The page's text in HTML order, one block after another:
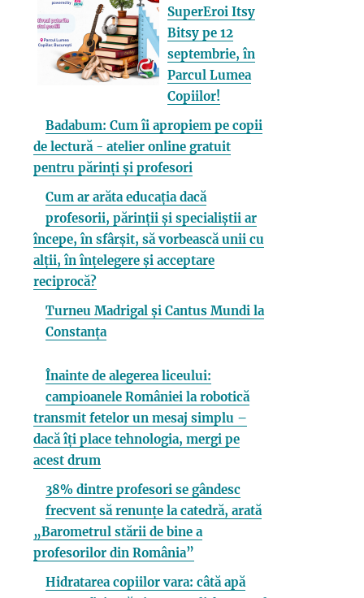
SuperEroi Itsy
Bitsy pe 12
septembrie, în
Parcul Lumea
Copiilor!
Badabum: Cum îi apropiem pe copii
de lectură - atelier online gratuit
pentru părinți și profesori
Cum ar arăta educația dacă
profesorii, părinții și specialiștii ar
începe, în sfârșit, să vorbească unii cu
alții, în înțelegere și acceptare
reciprocă?
Turneu Madrigal și Cantus Mundi la
Constanța
Înainte de alegerea liceului:
campioanele României la robotică
transmit fetelor un mesaj simplu –
dacă îți place tehnologia, mergi pe
acest drum
38% dintre profesori se gândesc
frecvent să renunțe la catedră, arată
„Barometrul stării de bine a
profesorilor din România”
Hidratarea copiilor vara: câtă apă